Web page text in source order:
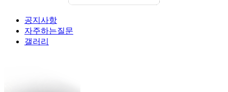
공지사항
자주하는질문
갤러리